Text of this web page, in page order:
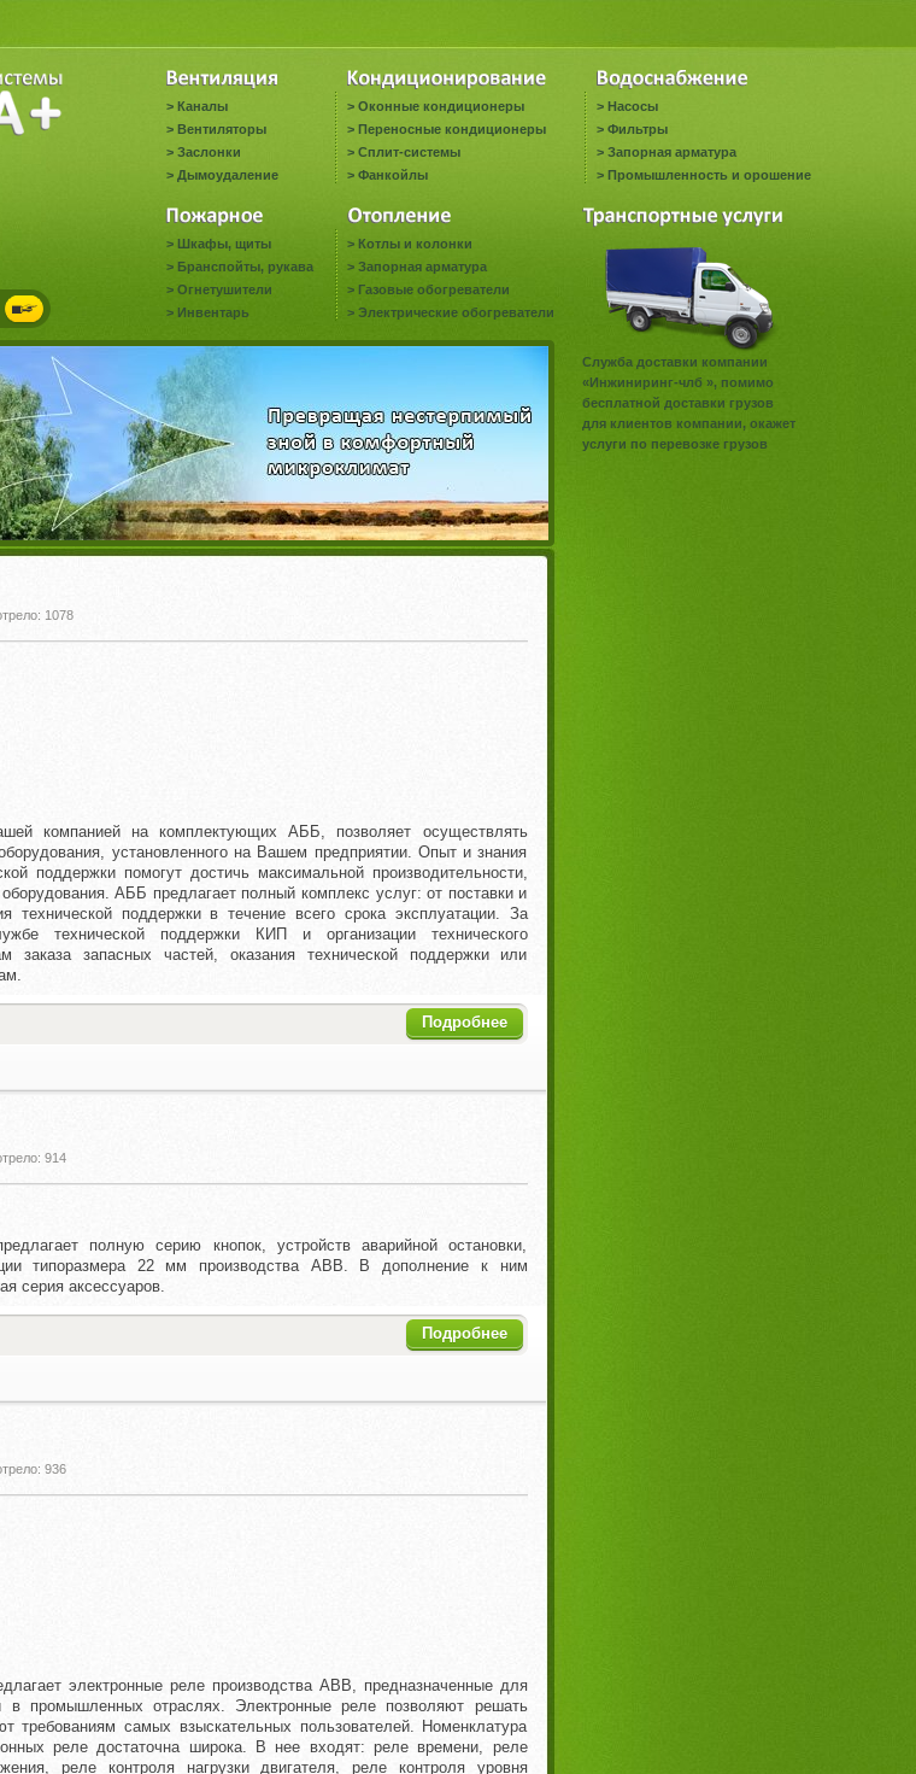
> Каналы
> Вентиляторы
> Заслонки
> Дымоудаление
> Оконные кондиционеры
> Переносные кондиционеры
> Сплит-системы
> Фанкойлы
> Насосы
> Фильтры
> Запорная арматура
> Промышленность и орошение
> Шкафы, щиты
> Бранспойты, рукава
> Огнетушители
> Инвентарь
> Котлы и колонки
> Запорная арматура
> Газовые обогреватели
> Электрические обогреватели
1078
компанией на комплектующих АББ, позволяет осуществлять
установленного на Вашем предприятии. Опыт и знания
поддержки помогут достичь максимальной производительности,
АББ предлагает полный комплекс услуг: от поставки и
технической поддержки в течение всего срока эксплуатации. За
технической поддержки КИП и организации технического
заказа запасных частей, оказания технической поддержки или
Подробнее
914
полную серию кнопок, устройств аварийной остановки,
типоразмера 22 мм производства АВВ. В дополнение к ним
серия аксессуаров.
Подробнее
936
электронные реле производства АВВ, предназначенные для
в промышленных отраслях. Электронные реле позволяют решать
требованиям самых взыскательных пользователей. Номенклатура
реле достаточна широка. В нее входят: реле времени, реле
реле контроля нагрузки двигателя, реле контроля уровня
Служба доставки компании
«Инжиниринг-члб », помимо
бесплатной доставки грузов
для клиентов компании, окажет
услуги по перевозке грузов